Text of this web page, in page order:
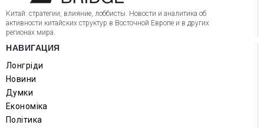
Китай: стратегии, влияние, лоббисты. Новости и аналитика об
активности китайских структур в Восточной Европе и в других
регионах мира.
НАВИГАЦИЯ
Лонгріди
Новини
Думки
Економіка
Політика